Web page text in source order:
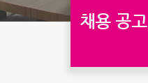
채용 공고